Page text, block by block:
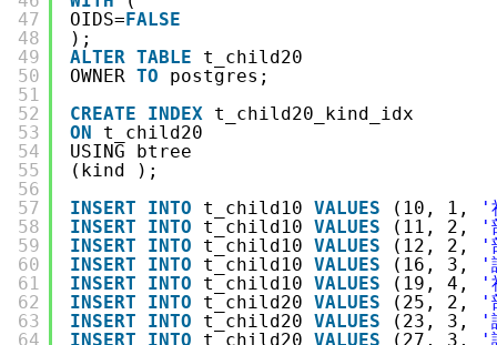
47
48
49
50
51
52
53
54
55
56
57
58
59
60
61
62
63
64
OIDS= FALSE
);
ALTER TABLE
t_child20
OWNER TO
postgres;
CREATE
INDEX t_child20_kind_idx
ON
t_child20
USING btree
(kind );
INSERT
INTO t_child10 VALUES (10, 1,
'
INSERT
INTO t_child10 VALUES (11, 2,
'
INSERT
INTO t_child10 VALUES (12, 2,
'
INSERT
INTO t_child10 VALUES (16, 3,
'
INSERT
INTO t_child10 VALUES (19, 4,
'
INSERT
INTO t_child20 VALUES (25, 2,
'
INSERT
INTO t_child20 VALUES (23, 3,
'
INSERT
INTO t_child20 VALUES (27, 3, '